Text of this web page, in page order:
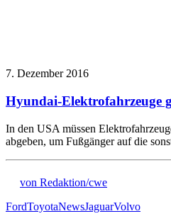
7. Dezember 2016
Hyundai-Elektrofahrzeuge
In den USA müssen
abgeben, um Fußgänger auf die
von Redaktion/cwe
FordToyotaNewsJaguarVolvo